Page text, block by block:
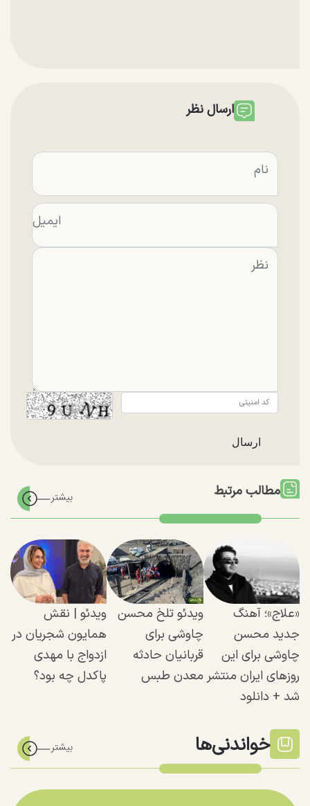
ارسال نظر
مطالب مرتبط
«علاج»؛ آهنگ
جدید محسن
چاوشی برای این
روزهای ایران منتشر
شد + دانلود
ویدئو تلخ محسن
چاوشی برای
قربانیان حادثه
معدن طبس
ویدئو | نقش
همایون شجریان در
ازدواج با مهدی
پاکدل چه بود؟
خواندنی‌ها